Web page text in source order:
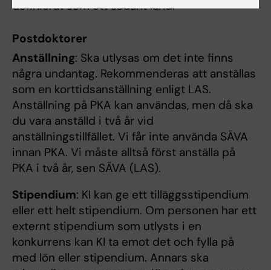
definierat som ett sådant land.
Postdoktorer
Anställning: Ska utlysas om det inte finns
några undantag. Rekommenderas att anställas
som en korttidsanställning enligt LAS.
Anställning på PKA kan användas, men då ska
du vara anställd i två år vid
anställningstillfället. Vi får inte använda SÄVA
innan PKA. Vi måste alltså först anställa på
PKA i två år, sen SÄVA (LAS).
Stipendium: KI kan ge ett tilläggsstipendium
eller ett helt stipendium. Om personen har ett
externt stipendium som utlysts i en
konkurrens kan KI ta emot det och fylla på
med lön eller stipendium. Annars ska